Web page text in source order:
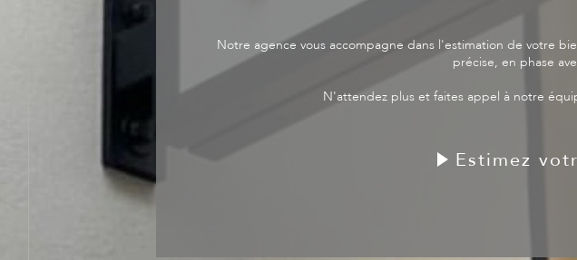
Notre agence vous accompagne dans l'estimation de votre
précise, en phase
N'attendez plus et faites appel à notre
Estimez